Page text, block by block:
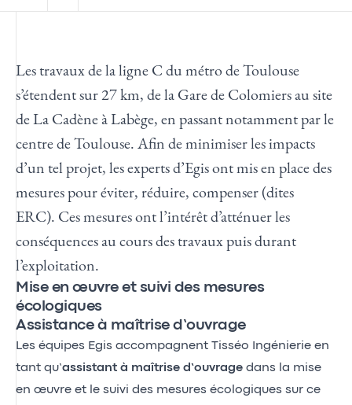
Les travaux de la ligne C du métro de Toulouse
s’étendent sur 27 km, de la Gare de Colomiers au site
de La Cadène à Labège, en passant notamment par le
centre de Toulouse. Afin de minimiser les impacts
d’un tel projet, les experts d’Egis ont mis en place des
mesures pour éviter, réduire, compenser (dites
ERC). Ces mesures ont l’intérêt d’atténuer les
conséquences au cours des travaux puis durant
l’exploitation.
Mise en œuvre et suivi des mesures
écologiques
Assistance à maîtrise d’ouvrage
Les équipes Egis accompagnent Tisséo Ingénierie en
tant qu’assistant à maîtrise d’ouvrage dans la mise
en œuvre et le suivi des mesures écologiques sur ce